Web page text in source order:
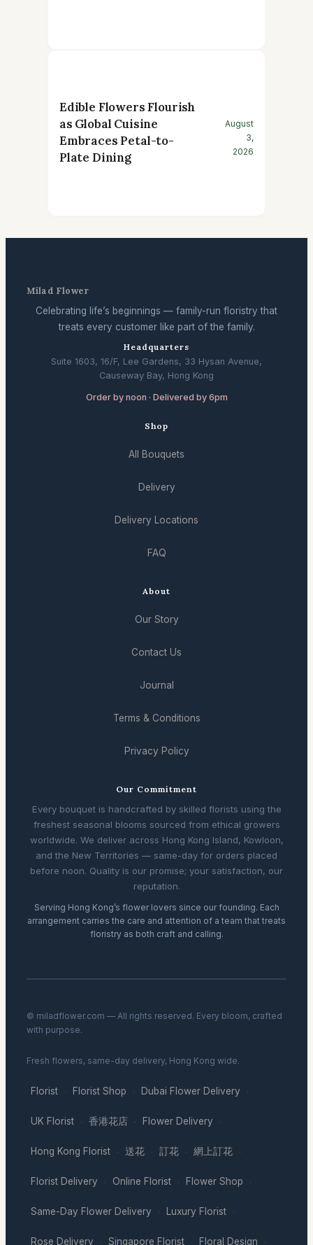
Edible Flowers Flourish
as Global Cuisine
Embraces Petal-to-
Plate Dining
August
3,
2026
Milad Flower
Celebrating life’s beginnings — family-run floristry that
treats every customer like part of the family.
Headquarters
Suite 1603, 16/F, Lee Gardens, 33 Hysan Avenue,
Causeway Bay, Hong Kong
Order by noon · Delivered by 6pm
Shop
All Bouquets
Delivery
Delivery Locations
FAQ
About
Our Story
Contact Us
Journal
Terms & Conditions
Privacy Policy
Our Commitment
Every bouquet is handcrafted by skilled florists using the
freshest seasonal blooms sourced from ethical growers
worldwide. We deliver across Hong Kong Island, Kowloon,
and the New Territories — same-day for orders placed
before noon. Quality is our promise; your satisfaction, our
reputation.
Serving Hong Kong’s flower lovers since our founding. Each
arrangement carries the care and attention of a team that treats
floristry as both craft and calling.
© miladflower.com — All rights reserved. Every bloom, crafted
with purpose.
Fresh flowers, same-day delivery, Hong Kong wide.
Florist · Florist Shop · Dubai Flower Delivery ·
UK Florist · 香港花店 · Flower Delivery ·
Hong Kong Florist · 送花 · 訂花 · 網上訂花 ·
Florist Delivery · Online Florist · Flower Shop ·
Same-Day Flower Delivery · Luxury Florist ·
Rose Delivery · Singapore Florist · Floral Design ·